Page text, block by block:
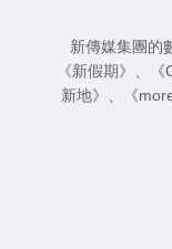
新傳媒集團的
《新假期》 、
新地》 、 《